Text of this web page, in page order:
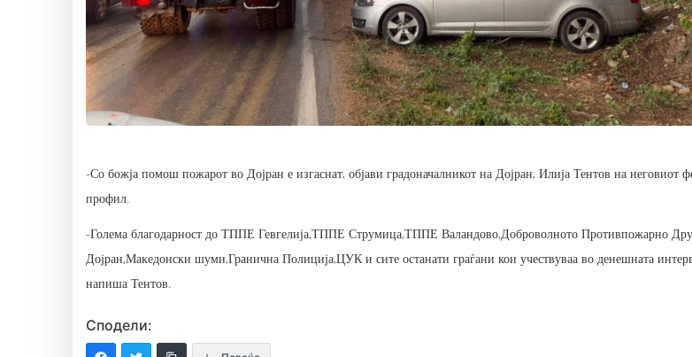
-Со божја помош пожарот во Дојран е изгаснат, објави градоначалникот на Дојран, Илија Тентов на неговиот
профил.
-Голема благодарност до ТППЕ Гевгелија,ТППЕ Струмица,ТППЕ Валандово,Доброволното Противпожарно
Дојран,Македонски шуми,Гранична Полиција,ЦУК и сите останати граѓани кои учествуваа во денешната
напиша Тентов.
Сподели: